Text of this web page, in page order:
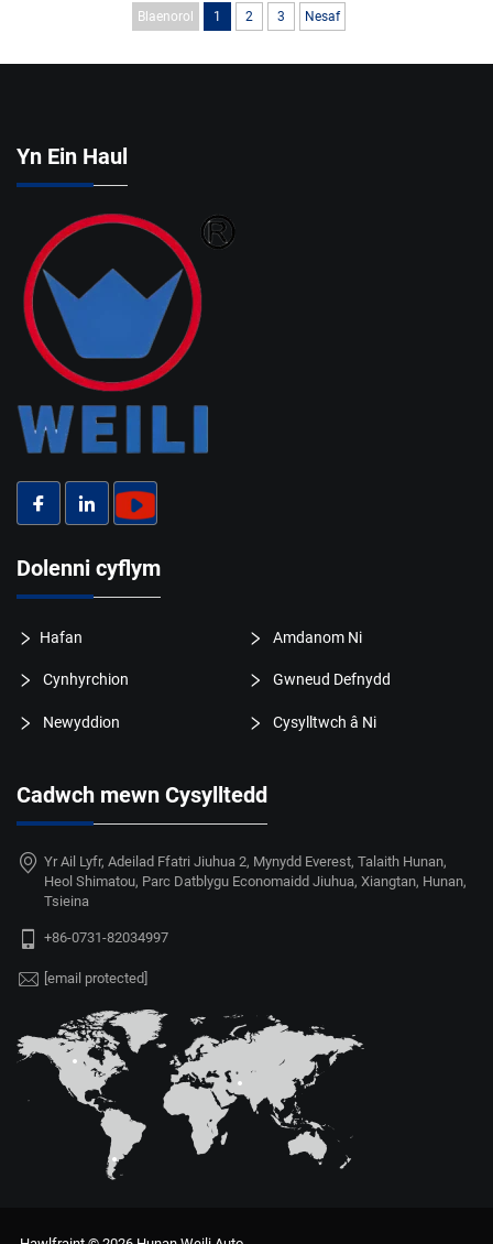
Blaenorol 1 2 3 Nesaf
Yn Ein Haul
Dolenni cyflym
Hafan Amdanom Ni
Cynhyrchion Gwneud Defnydd
Newyddion Cysylltwch â Ni
Cadwch mewn Cysylltedd
Yr Ail Lyfr, Adeilad Ffatri Jiuhua 2, Mynydd Everest, Talaith Hunan,
Heol Shimatou, Parc Datblygu Economaidd Jiuhua, Xiangtan, Hunan,
Tsieina
+86-0731-82034997
[email protected]